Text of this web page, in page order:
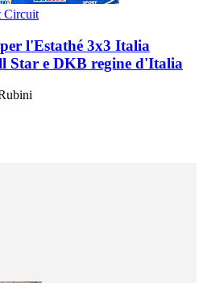
Circuit
l'Estathé 3x3 Italia
Star e DKB regine d'Italia